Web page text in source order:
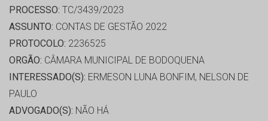
PROCESSO: TC/3439/2023
ASSUNTO: CONTAS DE GESTÃO 2022
PROTOCOLO: 2236525
ORGÃO: CÂMARA MUNICIPAL DE BODOQUENA
INTERESSADO(S): ERMESON LUNA BONFIM, NELSON DE
PAULO
ADVOGADO(S): NÃO HÁ